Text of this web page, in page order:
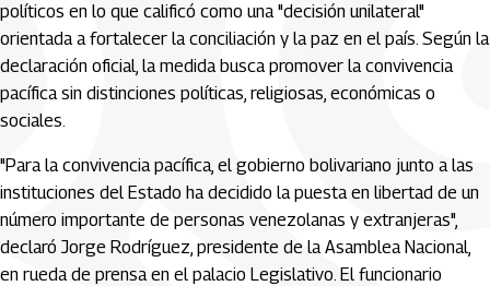
políticos en lo que calificó como una "decisión unilateral"
orientada a fortalecer la conciliación y la paz en el país. Según la
declaración oficial, la medida busca promover la convivencia
pacífica sin distinciones políticas, religiosas, económicas o
sociales.
"Para la convivencia pacífica, el gobierno bolivariano junto a las
instituciones del Estado ha decidido la puesta en libertad de un
número importante de personas venezolanas y extranjeras",
declaró Jorge Rodríguez, presidente de la Asamblea Nacional,
en rueda de prensa en el palacio Legislativo. El funcionario